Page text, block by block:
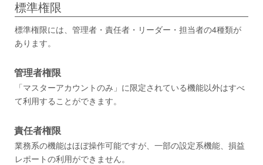
標準権限
標準権限には、管理者・責任者・リーダー・担当者の4種類が
あります。
管理者権限
「マスターアカウントのみ」に限定されている機能以外はすべ
て利用することができます。
責任者権限
業務系の機能はほぼ操作可能ですが、一部の設定系機能、損益
レポートの利用ができません。